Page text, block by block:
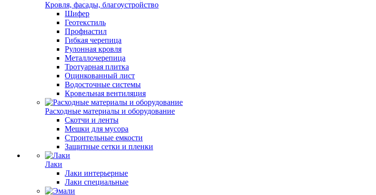
Кровля, фасады, благоустройство
Шифер
Геотекстиль
Профнастил
Гибкая черепица
Рулонная кровля
Металлочерепица
Тротуарная плитка
Оцинкованный лист
Водосточные системы
Кровельная вентиляция
Расходные материалы и оборудование
Скотчи и ленты
Мешки для мусора
Строительные емкости
Защитные сетки и пленки
Лаки
Лаки интерьерные
Лаки специальные